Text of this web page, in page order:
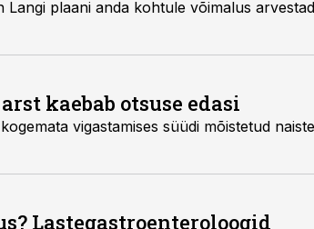
kaebab otsuse edasi
Lastegastroenteroloogid